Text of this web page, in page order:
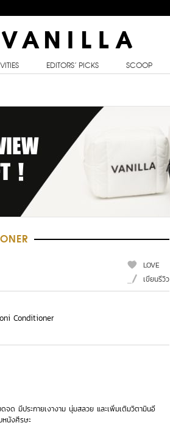
EDITORS’ PICKS SCOOP
LOVE
เขียนรีวิว
Conditioner
จด มีประกายเงางาม นุ่มสลวย และเพิ่มเติมวิตามินอี
หนังศีรษะ